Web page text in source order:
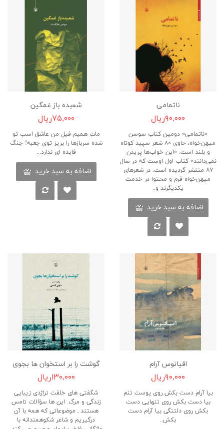
ناتمامی
۹۰,۰۰۰ریال
«ناتمامی» دومین کتاب سوسن
میهن‌خواه، حاوی ۸۰ شعر سپید کوتاه
و بلند است. «این خواب‌ها پریدن
نمی‌دانند» کتاب اول اوست که در سال
۸۷ منتشر گردیده است. در شعرهای
میهن‌خواه فرم و محتوا در خدمت
یکدیگرند و..
اضافه به سبد خرید
شعبده باز غمگین
۷۵,۰۰۰ریال
ماتِ همیم فیلِ من عاشق اسبِ تو
شده سربازها را بریز توی جعبه! جنگ
فایده ای ندارد...
اضافه به سبد خرید
اقیانوس آرام
۹۰,۰۰۰ریال
بیا آرام دست بکش روی پوست تنم
بیا دست بکش روی تنهایی دست
بکش روی دلتنگی بیا آرام دست
بکش..
گوشت را بر استخوان ها بجوی
۱۳۰,۰۰۰ریال
شگفتی های خلقت تراژدی زیبایی
زندگی و مرگ. این ها سؤالات تامس
هستند ـ موضوعاتی که همه با آن
درگیریم و شاعر شکوهمندانه با